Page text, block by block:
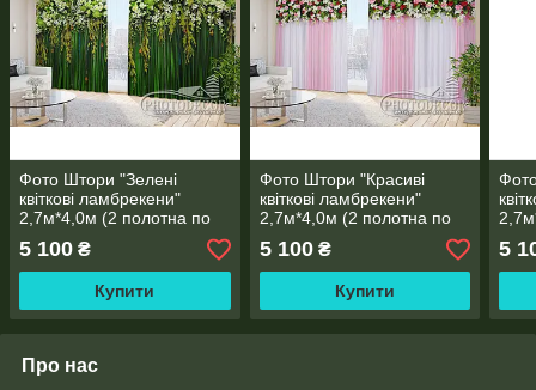
Фото Штори "Зелені
квіткові ламбрекени"
2,7м*4,0м (2 полотна по
5 100 ₴
Купити
Фото Штори "Красиві
квіткові ламбрекени"
2,7м*4,0м (2 полотна по
5 100₴
Купити
5
Про нас